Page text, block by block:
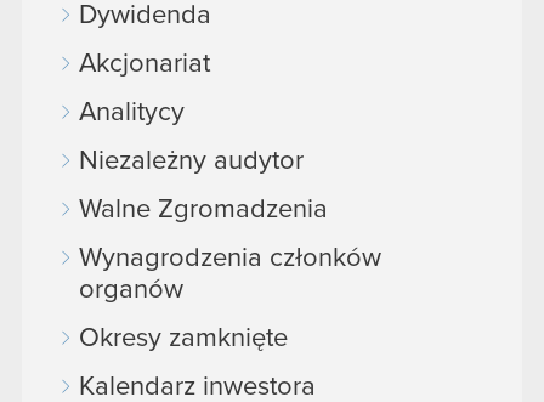
Dywidenda
Akcjonariat
Analitycy
Niezależny audytor
Walne Zgromadzenia
Wynagrodzenia członków
organów
Okresy zamknięte
Kalendarz inwestora